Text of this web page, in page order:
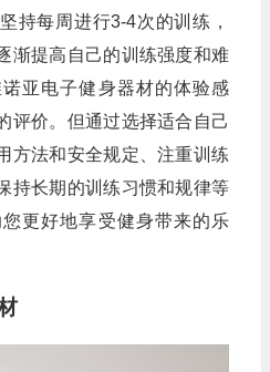
持每周进行3-4次的训练，
渐提高自己的训练强度和难
亚电子健身器材的体验感
评价。但通过选择适合自己
方法和安全规定、注重训练
持长期的训练习惯和规律等
更好地享受健身带来的乐